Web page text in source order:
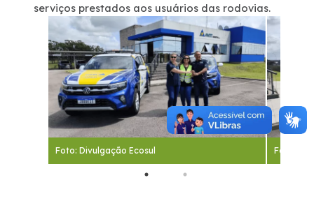
serviços prestados aos usuários das rodovias.
Foto: Divulgação Ecosul Foto: